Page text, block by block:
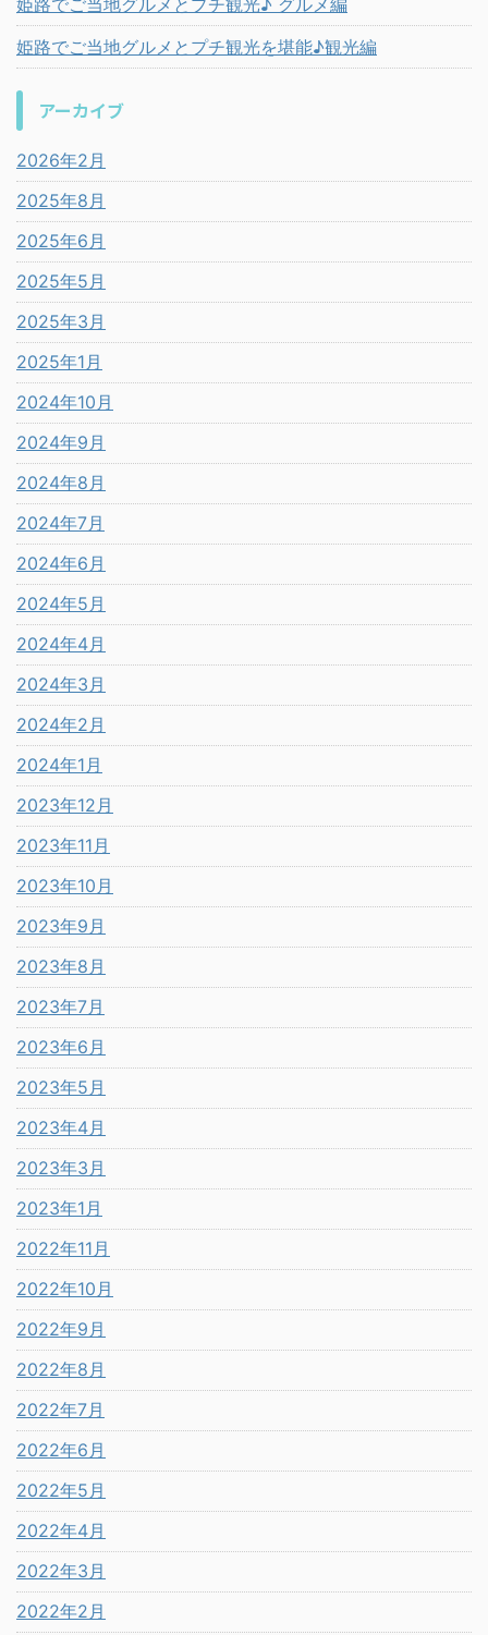
姫路でご当地グルメとプチ観光を堪能♪観光編
アーカイブ
2026年2月
2025年8月
2025年6月
2025年5月
2025年3月
2025年1月
2024年10月
2024年9月
2024年8月
2024年7月
2024年6月
2024年5月
2024年4月
2024年3月
2024年2月
2024年1月
2023年12月
2023年11月
2023年10月
2023年9月
2023年8月
2023年7月
2023年6月
2023年5月
2023年4月
2023年3月
2023年1月
2022年11月
2022年10月
2022年9月
2022年8月
2022年7月
2022年6月
2022年5月
2022年4月
2022年3月
2022年2月